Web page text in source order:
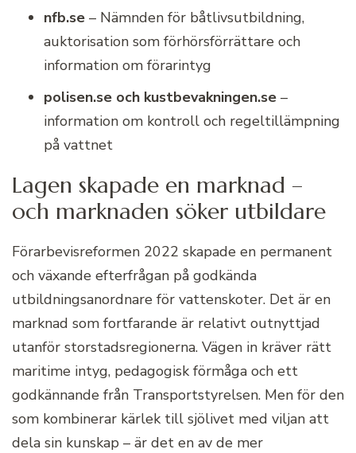
nfb.se – Nämnden för båtlivsutbildning,
auktorisation som förhörsförrättare och
information om förarintyg
polisen.se och kustbevakningen.se –
information om kontroll och regeltillämpning
på vattnet
Lagen skapade en marknad –
och marknaden söker utbildare
Förarbevisreformen 2022 skapade en permanent
och växande efterfrågan på godkända
utbildningsanordnare för vattenskoter. Det är en
marknad som fortfarande är relativt outnyttjad
utanför storstadsregionerna. Vägen in kräver rätt
maritime intyg, pedagogisk förmåga och ett
godkännande från Transportstyrelsen. Men för den
som kombinerar kärlek till sjölivet med viljan att
dela sin kunskap – är det en av de mer